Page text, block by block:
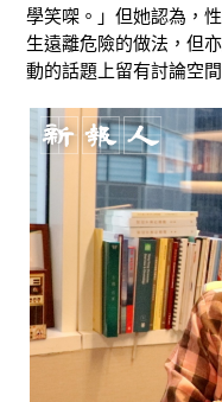
學笑㗎。」但她認為，
生遠離危險的做法，但
動的話題上留有討論空間